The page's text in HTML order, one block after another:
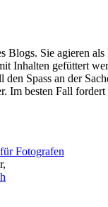
Sie agieren
Inhalten gefüttert
Spass an der
Im besten Fall